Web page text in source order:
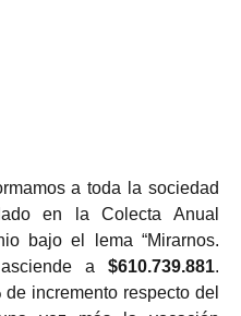
a toda la sociedad
en la Colecta Anual
bajo el lema “Mirarnos.
asciende a $610.739.881.
de incremento respecto del